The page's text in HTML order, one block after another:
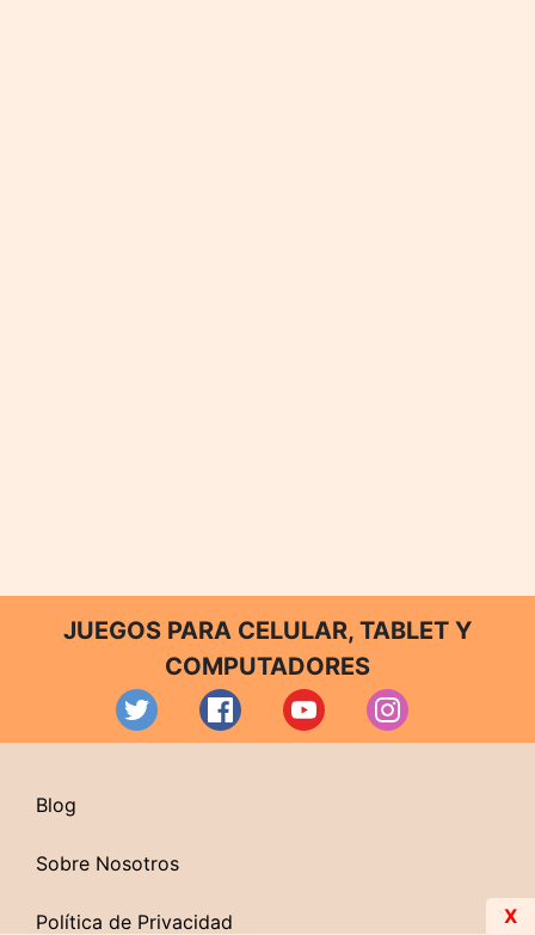
JUEGOS PARA CELULAR, TABLET Y
COMPUTADORES
Blog
Sobre Nosotros
Política de Privacidad X